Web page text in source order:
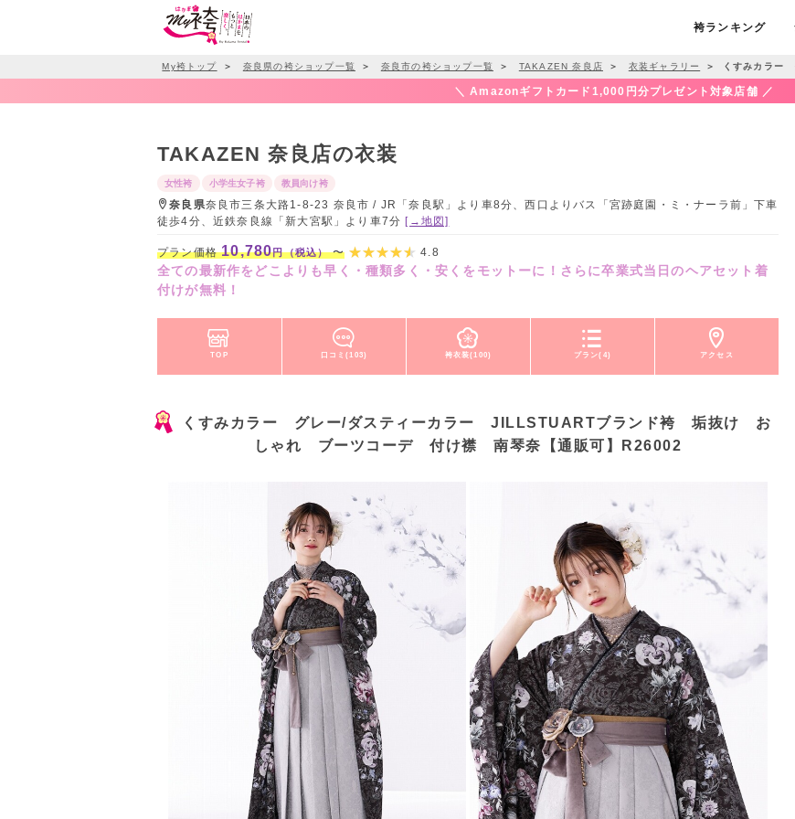
袴ランキング
My袴トップ ＞ 奈良県の袴ショップ一覧 ＞ 奈良市の袴ショップ一覧 ＞ TAKAZEN 奈良店 ＞ 衣装ギャラリー ＞ くすみカラー
＼ Amazonギフトカード1,000円分プレゼント対象店舗 ／
TAKAZEN 奈良店の衣装
女性袴 小学生女子袴 教員向け袴
奈良県奈良市三条大路1-8-23 奈良市 / JR「奈良駅」より車8分、西口よりバス「宮跡庭園・ミ・ナーラ前」下車
徒歩4分、近鉄奈良線「新大宮駅」より車7分 [→地図]
プラン価格10,780円（税込）〜 4.8
全ての最新作をどこよりも早く・種類多く・安くをモットーに！さらに卒業式当日のヘアセット着
付けが無料！
TOP 口コミ(103) 袴衣装(100) プラン(4) アクセス
くすみカラー グレー/ダスティーカラー JILLSTUARTブランド袴 垢抜け お
しゃれ ブーツコーデ 付け襟 南琴奈【通販可】R26002